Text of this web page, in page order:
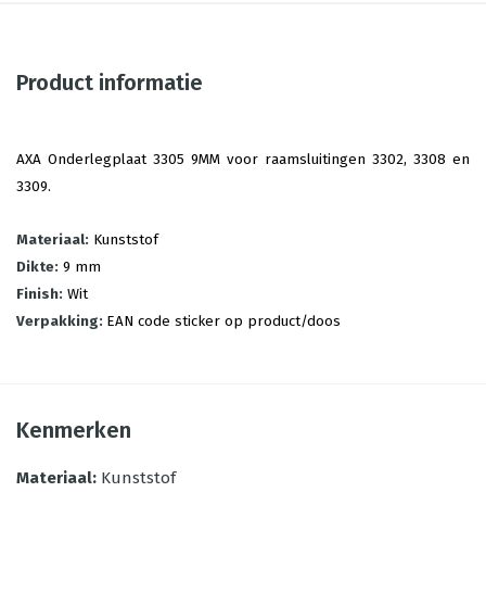
Product informatie
AXA Onderlegplaat 3305 9MM voor raamsluitingen 3302, 3308 en
3309.
Materiaal: Kunststof
Dikte: 9 mm
Finish: Wit
Verpakking: EAN code sticker op product/doos
Kenmerken
Materiaal: Kunststof